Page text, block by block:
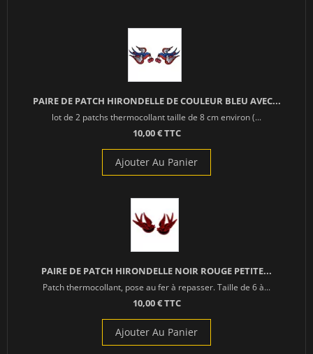
PAIRE DE PATCH HIRONDELLE DE COULEUR BLEU AVEC...
lot de 2 patchs thermocollant taille de 8 cm environ (...
10,00 € TTC
Ajouter Au Panier
PAIRE DE PATCH HIRONDELLE NOIR ROUGE PETITE...
Patch thermocollant, pose au fer à repasser. Taille de 6 à...
10,00 € TTC
Ajouter Au Panier